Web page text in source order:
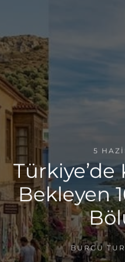
5
Bekleyen
BURCU